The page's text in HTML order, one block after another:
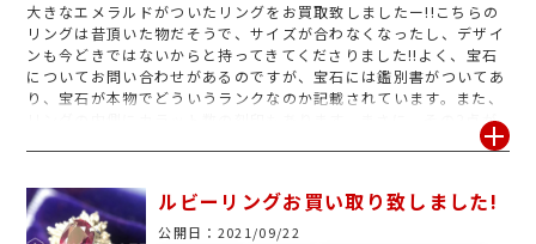
大きなエメラルドがついたリングをお買取致しましたー!!こちらの
リングは昔頂いた物だそうで、サイズが合わなくなったし、デザイ
ンも今どきではないからと持ってきてくださりました!!よく、宝石
についてお問い合わせがあるのですが、宝石には鑑別書がついてあ
り、宝石が本物でどういうランクなのか記載されています。また、
リングの内側にカラット数の刻印もあります。まさに、その2点が
宝石のご査定ポイントとなります!!もし、宝石だけ売りたくないと
ってとれないのもありますのでその都度ご説明させていただきます
^_^ ジュエルカフェはブランド時計、貴金属、いろいろと他社圧倒
の買取実績を誇ります。是非一度無料査定へ起こし下さい!
ルビーリングお買い取り致しました!
公開日： 2021/09/22